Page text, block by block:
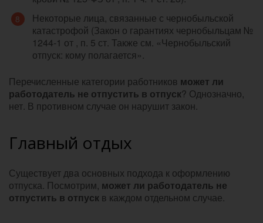
Некоторые лица, связанные с чернобыльской
катастрофой (Закон о гарантиях чернобыльцам №
1244-1 от , п. 5 ст. Также см. «Чернобыльский
отпуск: кому полагается».
Перечисленные категории работников может ли
работодатель не отпустить в отпуск? Однозначно,
нет. В противном случае он нарушит закон.
Главный отдых
Существует два основных подхода к оформлению
отпуска. Посмотрим, может ли работодатель не
отпустить в отпуск в каждом отдельном случае.